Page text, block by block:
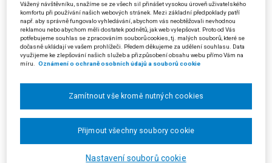
skutečnosti sdělené žalobcem i plynoucí z jeho vlastních zjištění,
aktualizoval je a zdůvodnil, proč nelze účelu zákona dosáhnout jinými
prostředky méně zatěžujícími daňový subjekt. Akceptovatelné
zajišťovací příkazy by musely být podpořeny konkrétními indiciemi
svědčícími o nepříznivém budoucím vývoji hospodaření žalobce a
budoucí daně. Nebude-li takových indicií, bude třeba zajišťovací příkazy
zrušit. Žalovaný také měl zhodnotit pravděpodobnost budoucího
Žalovaný (stěžovatel) podal proti napadenému rozsudku kasační
předpokládanou, vzápětí stanovenou daňovou povinnost vyplývala už z
Vážený návštěvníku, snažíme se ze všech sil přinášet vysokou úroveň uživatelského
komfortu při používání našich webových stránek. Mezi základní předpoklady patří
např. aby správně fungovalo vyhledávání, abychom vás neobtěžovali nevhodnou
reklamou nebo abychom měli dostatek podnětů, jak web vylepšovat. Proto od Vás
potřebujeme souhlas se zpracováním souborů cookies, tj. malých souborů, které se
dočasně ukládají ve vašem prohlížeči. Předem děkujeme za udělení souhlasu. Data
využijeme ke zlepšování našich služeb a přizpůsobení obsahu webu přímo Vám na
míru. Oznámení o ochraně osobních údajů a souborů cookie
Nastavení souborů cookie
Zamítnout vše kromě nutných cookies
Přijmout všechny soubory cookie